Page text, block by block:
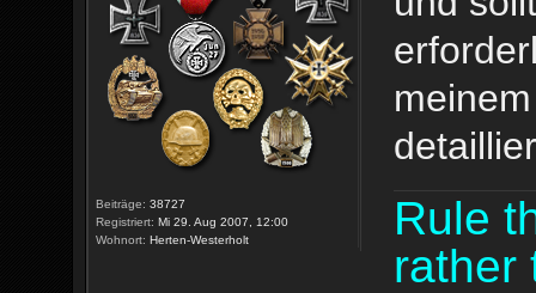
Beiträge: 38727
Registriert: Mi 29. Aug 2007, 12:00
Wohnort: Herten-Westerholt
Rule
rather